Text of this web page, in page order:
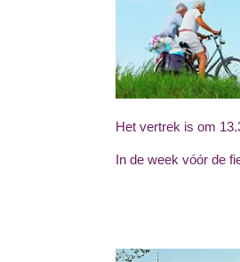
Het vertrek is om
In de week vóór de